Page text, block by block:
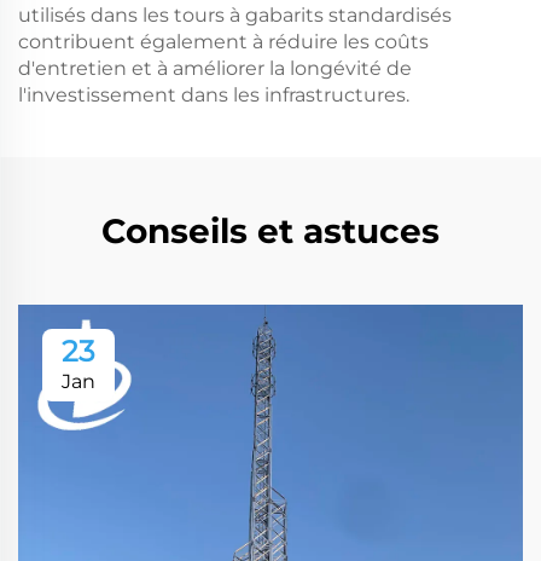
utilisés dans les tours à gabarits standardisés
contribuent également à réduire les coûts
d'entretien et à améliorer la longévité de
l'investissement dans les infrastructures.
Conseils et astuces
23
Jan